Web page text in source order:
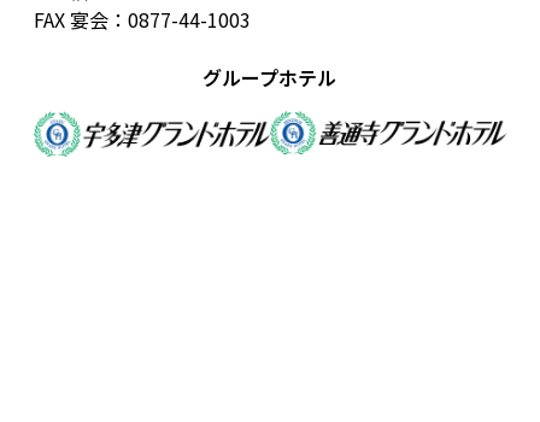
FAX 宴会：0877-44-1003
グループホテル